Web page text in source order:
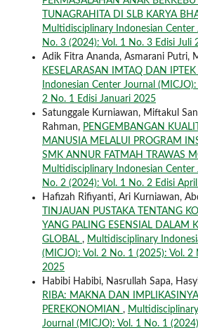
TUNAGRAHITA DI SLB KARYA
Multidisciplinary Indonesian Center
No. 3 (2024): Vol. 1 No. 3 Edisi Juli
Adik Fitra Ananda, Asmarani Putri,
KESELARASAN IMTAQ DAN IPTEK
Indonesian Center Journal
2 No. 1 Edisi Januari 2025
Satunggale Kurniawan, Miftakul
Rahman, PENGEMBANGAN
MANUSIA MELALUI PROGRAM
SMK ANNUR FATMAH TRAWAS
Multidisciplinary Indonesian Center
No. 2 (2024): Vol. 1 No. 2 Edisi
Hafizah Rifiyanti, Ari Kurniawan,
TINJAUAN PUSTAKA TENTANG
YANG PALING ESENSIAL DALAM
GLOBAL , Multidisciplinary
(MICJO): Vol. 2 No. 1 (2025): Vol. 2
2025
Habibi Habibi, Nasrullah Sapa,
RIBA: MAKNA DAN
PEREKONOMIAN ,
Journal (MICJO): Vol. 1 No. 1